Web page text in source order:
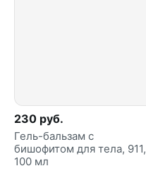
230 руб.
Гель-бальзам с
бишофитом для тела, 911,
100 мл